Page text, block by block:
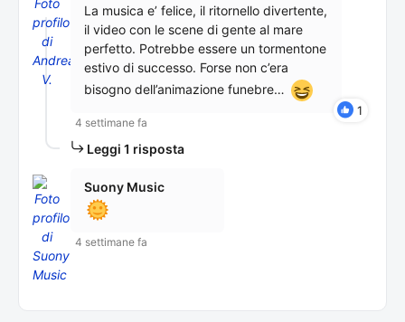
La musica e’ felice, il ritornello divertente,
il video con le scene di gente al mare
perfetto. Potrebbe essere un tormentone
estivo di successo. Forse non c’era
bisogno dell’animazione funebre…
1
4 settimane fa
Leggi 1 risposta
Suony Music
4 settimane fa